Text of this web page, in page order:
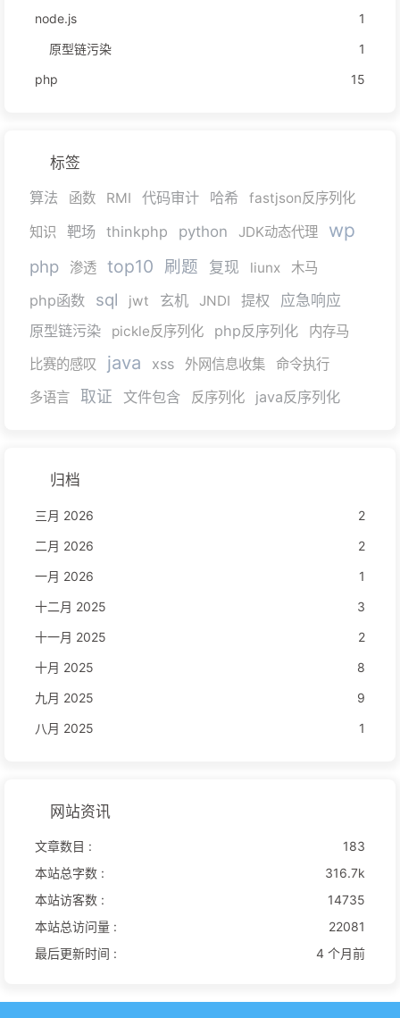
node.js
1
原型链污染
1
php
15
标签
算法
函数 RMI 代码审计 哈希
fastjson反序列化
知识
靶场 thinkphp python JDK动态代理 wp
php 渗透 top10 刷题 复现 liunx 木马
php函数 sql jwt 玄机 JNDI 提权
应急响应
原型链污染
pickle反序列化 php反序列化
内存马
比赛的感叹
java xss 外网信息收集
命令执行
多语言
取证 文件包含 反序列化 java反序列化
归档
三月 2026
2
二月 2026
2
一月 2026
1
十二月 2025
3
十一月 2025
2
十月 2025
8
九月 2025
9
八月 2025
1
网站资讯
文章数目 :
183
本站总字数 :
316.7k
本站访客数 :
14735
本站总访问量 :
22081
最后更新时间 :
4 个月前